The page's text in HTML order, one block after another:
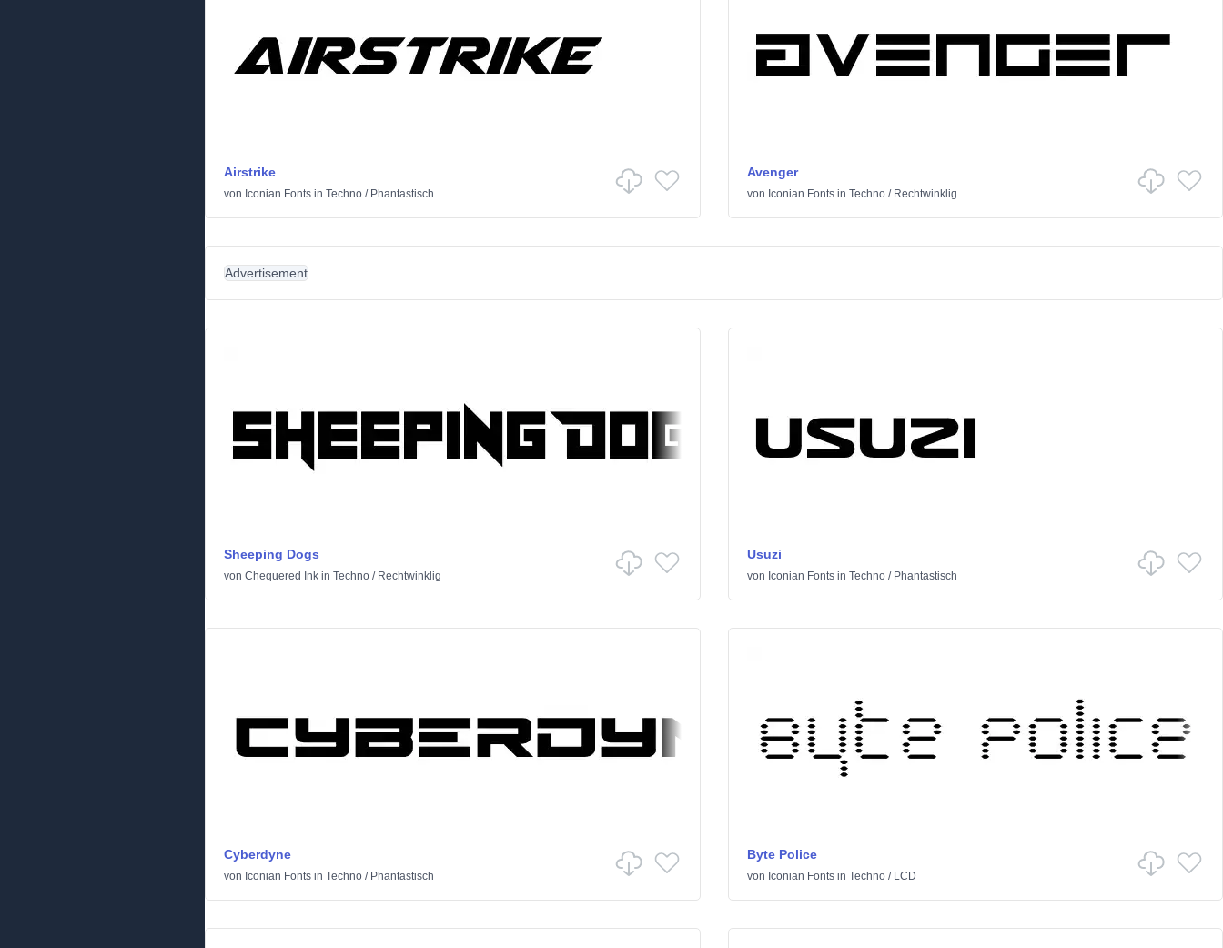
Airstrike
von Iconian Fonts in Techno / Phantastisch
Avenger
von Iconian Fontsin Techno/ Rechtwinklig
Advertisement
Sheeping Dogs
von Chequered Ink in Techno / Rechtwinklig
Usuzi
von Iconian Fontsin Techno/ Phantastisch
Cyberdyne
von Iconian Fonts in Techno / Phantastisch
Byte Police
von Iconian Fontsin Techno/ LCD